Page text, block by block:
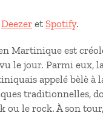
Deezer et Spotify.
Martinique est
le jour. Parmi eux,
appelé bèlè à
traditionnelles,
ou le rock. À son